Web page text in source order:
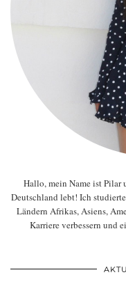
Hallo, mein Name ist Pilar
Deutschland lebt! Ich
Ländern Afrikas, Asiens,
Karriere verbessern und